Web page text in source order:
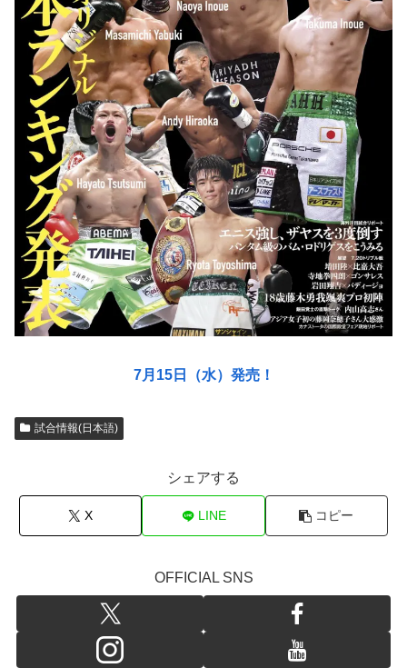
7月15日（水）発売！
試合情報(日本語)
シェアする
X LINE コピー
OFFICIAL SNS